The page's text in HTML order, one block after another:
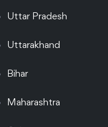
Uttar Pradesh
Uttarakhand
Bihar
Maharashtra